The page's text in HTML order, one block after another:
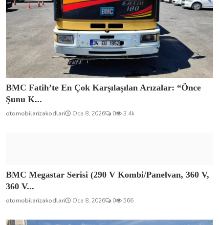
BMC Fatih’te En Çok Karşılaşılan Arızalar: “Önce
Şunu K...
otomobilarizakodlari Oca 8, 2026 0 3.4k
BMC Megastar Serisi (290 V Kombi/Panelvan, 360 V,
360 V...
otomobilarizakodlari Oca 8, 2026 0 566